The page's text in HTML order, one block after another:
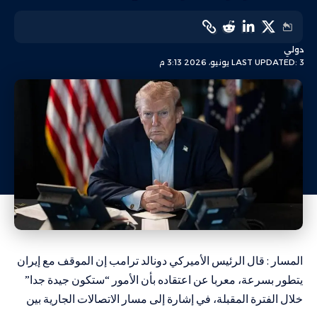
LAST UPDATED: 3 يونيو، 2026 3:13 م
دولي
المسار : قال الرئيس الأميركي دونالد ترامب إن الموقف مع إيران
يتطور بسرعة، معربا عن اعتقاده بأن الأمور “ستكون جيدة جدا”
خلال الفترة المقبلة، في إشارة إلى مسار الاتصالات الجارية بين